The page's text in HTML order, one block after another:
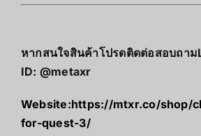
หากสนใจสินค้าโปรดติดต่อสอบถาม
ID: @metaxr
Website:https://mtxr.co/shop/
for-quest-3/